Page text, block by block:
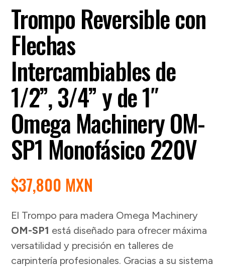
Trompo Reversible con
Flechas
Intercambiables de
1/2”, 3/4” y de 1″
Omega Machinery OM-
SP1 Monofásico 220V
$37,800 MXN
El Trompo para madera Omega Machinery
OM-SP1 está diseñado para ofrecer máxima
versatilidad y precisión en talleres de
carpintería profesionales. Gracias a su sistema